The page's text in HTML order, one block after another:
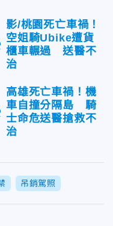
影/桃園死亡車禍！
空姐騎Ubike遭貨
櫃車輾過 送醫不
治
高雄死亡車禍！機
車自撞分隔島 騎
士命危送醫搶救不
治
吊銷駕照